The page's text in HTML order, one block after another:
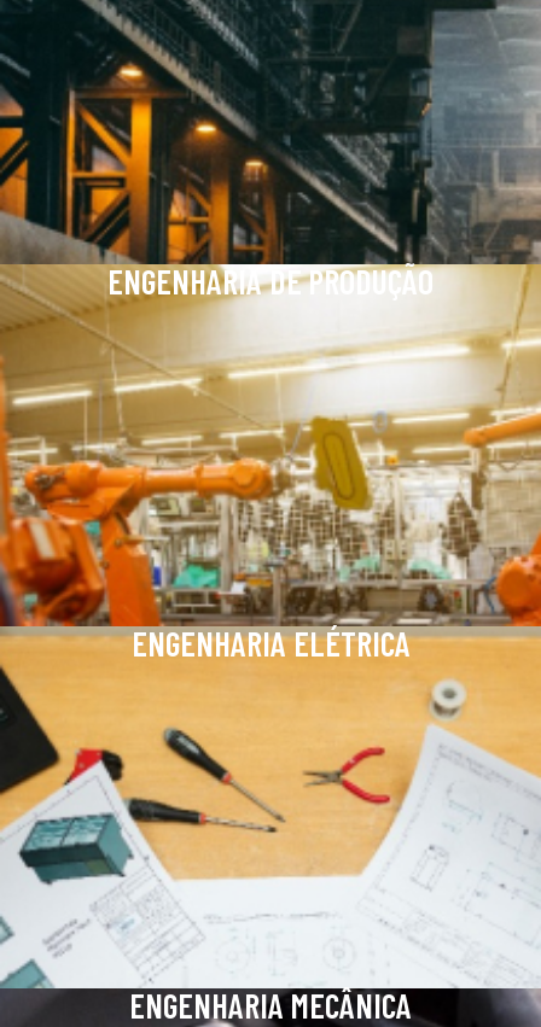
ENGENHARIA DE PRODUÇÃO
ENGENHARIA ELÉTRICA
ENGENHARIA MECÂNICA